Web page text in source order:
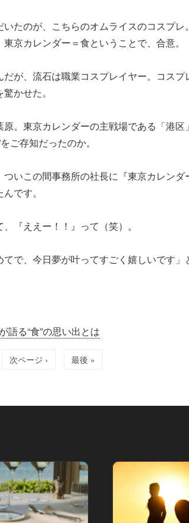
たのが、こちらのオムライスのコスプレ
京カレンダー＝食ということで、合意。
が、流石は職業コスプレイヤー。コスプ
かせた。
。東京カレンダーの主戦場である「港区
ご存知だったのか。
いこの間事務所の社長に『東京カレンダ
です。
『ええー！！』って（笑）。
で、今日夢が叶ってすごく嬉しいです」
語る“食”の思い出とは
次ページ › 最後 »